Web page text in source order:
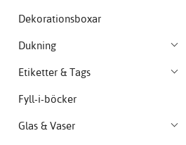
Dekorationsboxar
Dukning
Etiketter & Tags
Fyll-i-böcker
Glas & Vaser